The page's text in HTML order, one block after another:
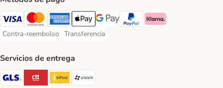
Visa Payment Method
Mastercard Payment Method
American Express Payment Method
Apple Pay Payment Method
Google Pay Payment Method
PayPal Payment Method
Klarna Payment Method
Contra-reembolso
Contra-reembolso Payment Method
Transferencia
Transferencia Payment Method
Servicios de entrega
GLS Shipping Method
CTTExpress Shipping Method
InPost Shipping Method
paack Shipping Method